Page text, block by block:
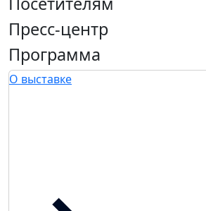
Пресс-центр
Программа
О выставке